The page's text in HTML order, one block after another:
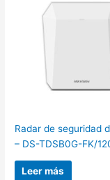
Radar de seguridad
– DS-TDSB0G-FK/
Leer más